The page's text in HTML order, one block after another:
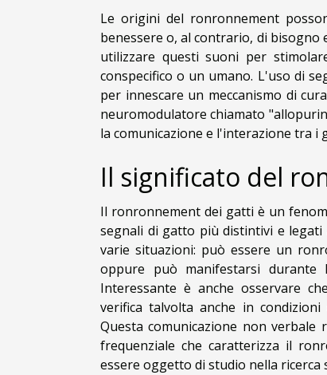
Le origini del ronronnement
benessere o, al contrario, di
utilizzare questi suoni per
conspecifico o un umano. L'uso di
per innescare un meccanismo di
neuromodulatore chiamato
la comunicazione e l'interazione tra i
Il significato del
Il ronronnement dei gatti è un
segnali di gatto più distintivi e
varie situazioni: può essere un
oppure può manifestarsi durante
Interessante è anche osservare
verifica talvolta anche in
Questa comunicazione non
frequenziale che caratterizza il
essere oggetto di studio nella